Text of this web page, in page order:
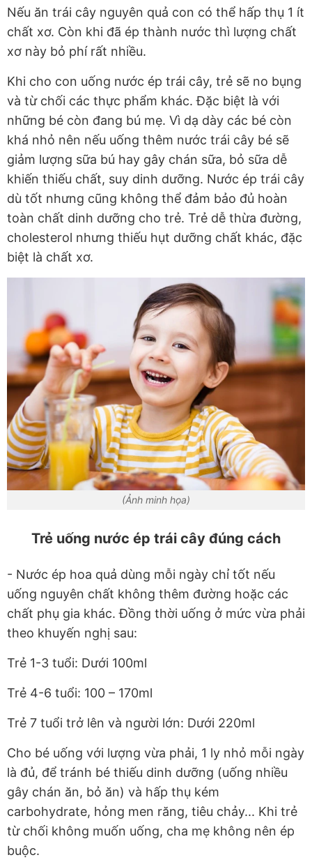
Nếu ăn trái cây nguyên quả con có thể hấp thụ 1 ít
chất xơ. Còn khi đã ép thành nước thì lượng chất
xơ này bỏ phí rất nhiều.
Khi cho con uống nước ép trái cây, trẻ sẽ no bụng
và từ chối các thực phẩm khác. Đặc biệt là với
những bé còn đang bú mẹ. Vì dạ dày các bé còn
khá nhỏ nên nếu uống thêm nước trái cây bé sẽ
giảm lượng sữa bú hay gây chán sữa, bỏ sữa dễ
khiến thiếu chất, suy dinh dưỡng. Nước ép trái cây
dù tốt nhưng cũng không thể đảm bảo đủ hoàn
toàn chất dinh dưỡng cho trẻ. Trẻ dễ thừa đường,
cholesterol nhưng thiếu hụt dưỡng chất khác, đặc
biệt là chất xơ.
(Ảnh minh họa)
Trẻ uống nước ép trái cây đúng cách
- Nước ép hoa quả dùng mỗi ngày chỉ tốt nếu
uống nguyên chất không thêm đường hoặc các
chất phụ gia khác. Đồng thời uống ở mức vừa phải
theo khuyến nghị sau:
Trẻ 1-3 tuổi: Dưới 100ml
Trẻ 4-6 tuổi: 100 – 170ml
Trẻ 7 tuổi trở lên và người lớn: Dưới 220ml
Cho bé uống với lượng vừa phải, 1 ly nhỏ mỗi ngày
là đủ, để tránh bé thiếu dinh dưỡng (uống nhiều
gây chán ăn, bỏ ăn) và hấp thụ kém
carbohydrate, hỏng men răng, tiêu chảy... Khi trẻ
từ chối không muốn uống, cha mẹ không nên ép
buộc.